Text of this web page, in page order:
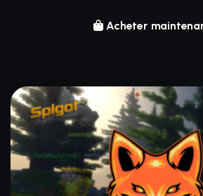
Acheter